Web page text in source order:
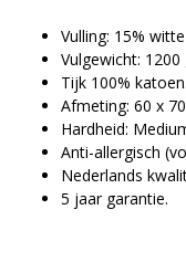
Vulling: 15%
Vulgewicht: 1200
Tijk 100% katoen.
Afmeting: 60 x
Hardheid:
Anti-allergisch
Nederlands
5 jaar garantie.